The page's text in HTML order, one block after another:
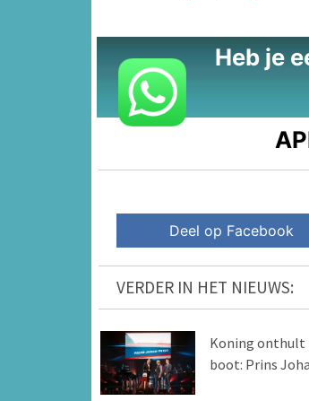
Heb je
Deel op Facebook
VERDER IN HET NIEUWS:
Koning onthult
boot: Prins